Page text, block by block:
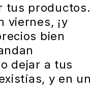
tus
viernes, ¡y
bien
dejar a tus
y en